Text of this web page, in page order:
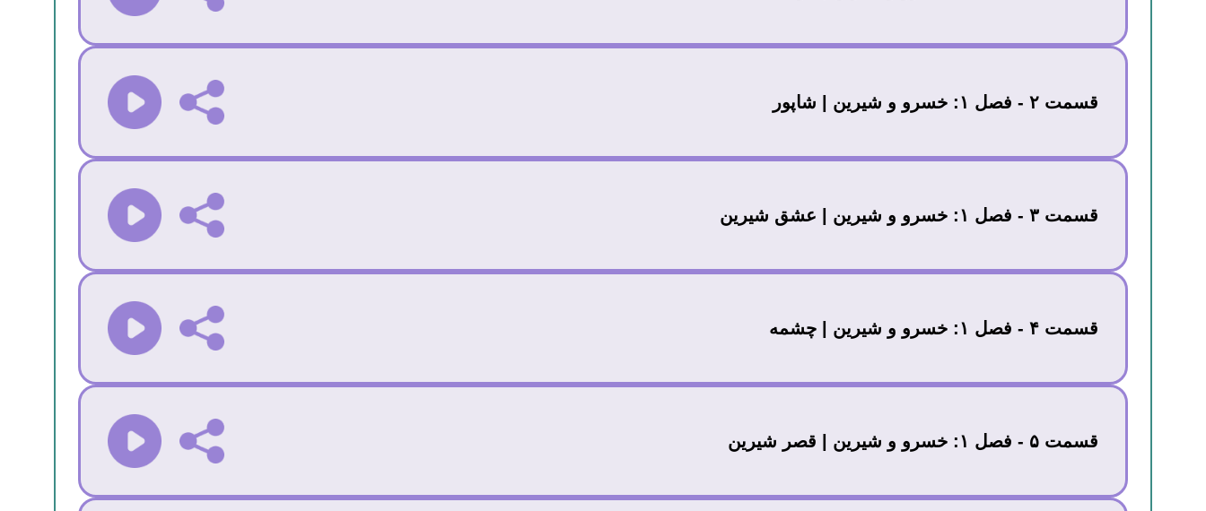
قسمت ۲ - فصل ۱: خسرو و شیرین | شاپور
قسمت ۳ - فصل ۱: خسرو و شیرین | عشق شیرین
قسمت ۴ - فصل ۱: خسرو و شیرین | چشمه
قسمت ۵ - فصل ۱: خسرو و شیرین | قصر شیرین